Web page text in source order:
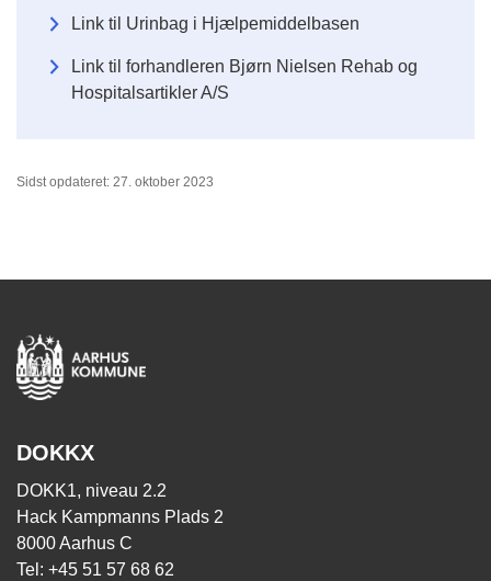
Link til Urinbag i Hjælpemiddelbasen
Link til forhandleren Bjørn Nielsen Rehab og
Hospitalsartikler A/S
Sidst opdateret: 27. oktober 2023
DOKKX
DOKK1, niveau 2.2
Hack Kampmanns Plads 2
8000 Aarhus C
Tel: +45 51 57 68 62